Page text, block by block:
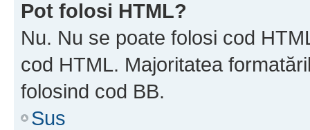
Pot folosi HTML?
Nu. Nu se poate folosi cod
cod HTML. Majoritatea
folosind cod BB.
Sus